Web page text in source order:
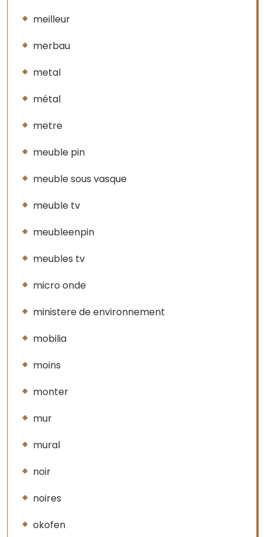
meilleur
merbau
metal
métal
metre
meuble pin
meuble sous vasque
meuble tv
meubleenpin
meubles tv
micro onde
ministere de environnement
mobilia
moins
monter
mur
mural
noir
noires
okofen